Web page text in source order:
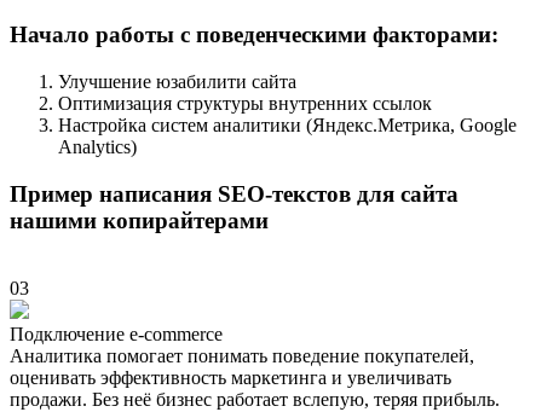
Начало работы с поведенческими факторами:
Улучшение юзабилити сайта
Оптимизация структуры внутренних ссылок
Настройка систем аналитики (Яндекс.Метрика, Google
Analytics)
Пример написания SEO-текстов для сайта
нашими копирайтерами
03
Подключение e-commerce
Аналитика помогает понимать поведение покупателей,
оценивать эффективность маркетинга и увеличивать
продажи. Без неё бизнес работает вслепую, теряя прибыль.